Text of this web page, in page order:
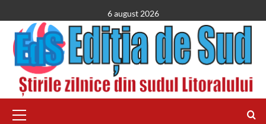
to
content
6 august 2026
Menu